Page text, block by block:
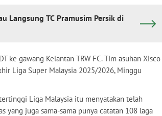
Langsung TC Pramusim Persik di
ke gawang Kelantan TRW FC. Tim asuhan Xisco
Liga Super Malaysia 2025/2026, Minggu
Liga Malaysia itu menyatakan telah
yang juga sama-sama punya catatan 108 laga